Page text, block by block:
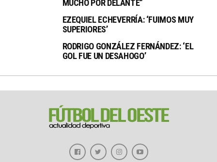
MUCHO POR DELANTE”
EZEQUIEL ECHEVERRÍA: ‘FUIMOS MUY
SUPERIORES’
RODRIGO GONZÁLEZ FERNÁNDEZ: ‘EL
GOL FUE UN DESAHOGO’